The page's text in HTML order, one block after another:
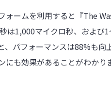
ォームを利用すると『The
は1,000マイクロ秒、および
、パフォーマンスは88%も向
にも効果があることがわかり